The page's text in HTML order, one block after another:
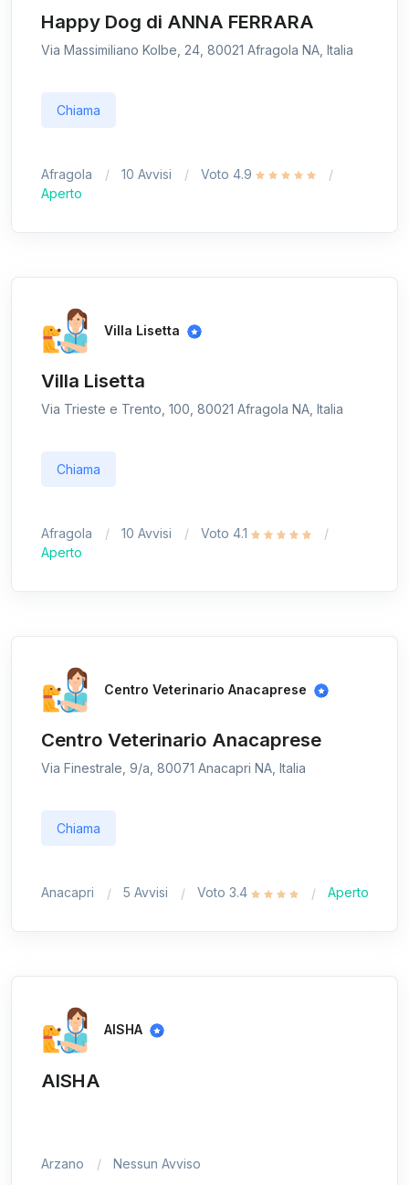
Happy Dog di ANNA FERRARA
Via Massimiliano Kolbe, 24, 80021 Afragola NA, Italia
Chiama
Afragola 10 Avvisi
Voto 4.9
Aperto
Villa Lisetta
Villa Lisetta
Via Trieste e Trento, 100, 80021 Afragola NA, Italia
Chiama
Afragola 10 Avvisi
Voto 4.1
Aperto
Centro Veterinario Anacaprese
Centro Veterinario Anacaprese
Via Finestrale, 9/a, 80071 Anacapri NA, Italia
Chiama
Anacapri 5 Avvisi Voto 3.4 Aperto
AISHA
AISHA
Arzano Nessun Avviso